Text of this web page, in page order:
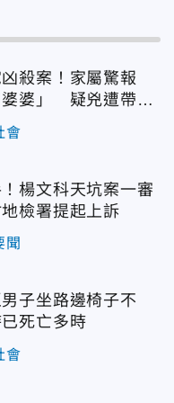
殺案！家屬驚報
婆婆」 疑兇遭帶回
會
楊文科天坑案一審
檢署提起上訴
聞
子坐路邊椅子不
死亡多時
會